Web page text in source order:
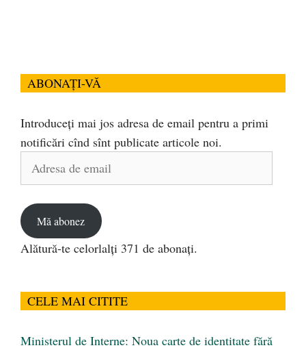
ABONAȚI-VĂ
Introduceți mai jos adresa de email pentru a primi
notificări cînd sînt publicate articole noi.
Adresa
Mă abonez
Alătură-te celorlalți 371 de abonați.
CELE MAI CITITE
Ministerul de Interne: Noua carte de identitate fără